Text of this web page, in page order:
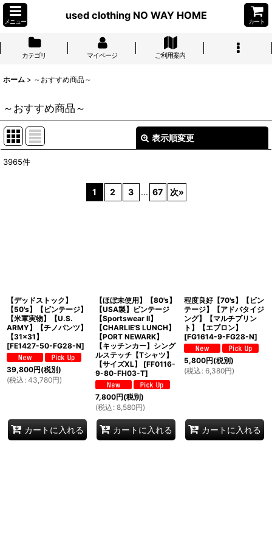
メニュー
used clothing NO WAY HOME
カート
カテゴリ マイページ ご利用案内
ホーム > ～おすすめ商品～
～おすすめ商品～
表示順変更
3965件
1 2 3 ... 67 次»
【デッドストック】
【50's】【ビンテージ】
【米軍実物】【U.S.
ARMY】【チノパンツ】
【31×31】
[FE1427-50-FG28-N]
39,800円(税別)
(税込 : 43,780円)
カートに入れる
【ほぼ未使用】【80's】
【USA製】ビンテージ
【Sportswear II】
【CHARLIE'S LUNCH】
【PORT NEWARK】
【キッチンカー】シング
ルステッチ【Tシャツ】
【サイズXL】
[FF0116-
9-80-FH03-T]
7,800円(税別)
(税込 : 8,580円)
カートに入れる
程度良好【70's】【ビン
テージ】【アドバタイジ
ング】【マルチプリン
ト】【エプロン】
[FG1614-9-FG28-N]
5,800円(税別)
(税込 : 6,380円)
カートに入れる